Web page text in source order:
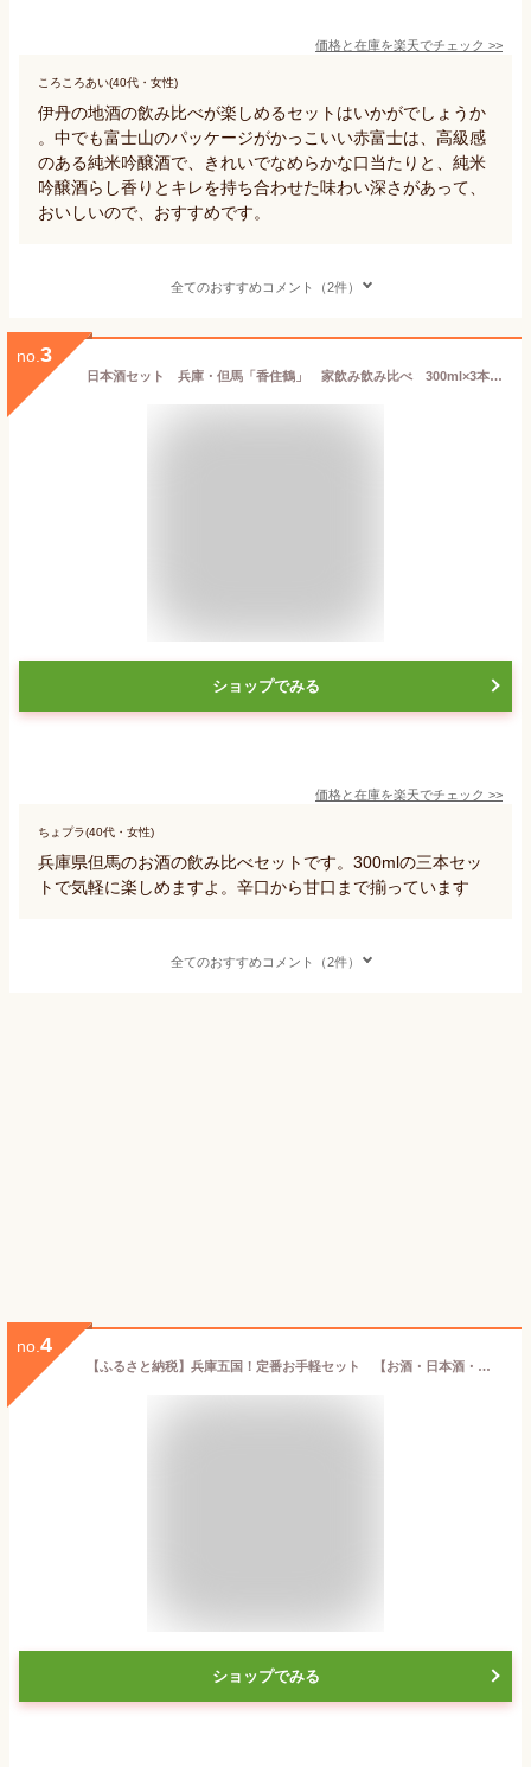
価格と在庫を楽天でチェック >>
ころころあい(40代・女性)
伊丹の地酒の飲み比べが楽しめるセットはいかがでしょうか
。中でも富士山のパッケージがかっこいい赤富士は、高級感
のある純米吟醸酒で、きれいでなめらかな口当たりと、純米
吟醸酒らし香りとキレを持ち合わせた味わい深さがあって、
おいしいので、おすすめです。
全てのおすすめコメント（2件）
no. 3
日本酒セット 兵庫・但馬「香住鶴」 家飲み飲み比べ 300ml×3本セット（山廃 吟醸純米／蟹三昧／但馬の誇り）
ショップでみる
価格と在庫を楽天でチェック >>
ちょプラ(40代・女性)
兵庫県但馬のお酒の飲み比べセットです。300mlの三本セッ
トで気軽に楽しめますよ。辛口から甘口まで揃っています
全てのおすすめコメント（2件）
no. 4
【ふるさと納税】兵庫五国！定番お手軽セット 【お酒・日本酒・純米酒・純米吟醸酒・飲み比べセット】
ショップでみる